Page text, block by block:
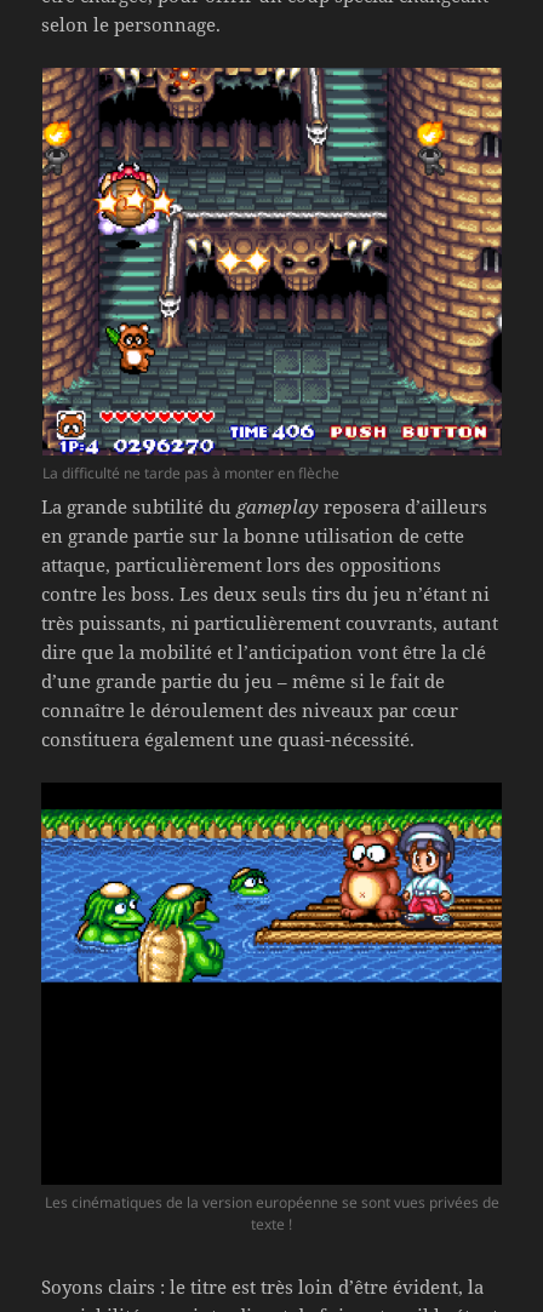
selon le personnage.
La difficulté ne tarde pas à monter en flèche
La grande subtilité du gameplay reposera d’ailleurs
en grande partie sur la bonne utilisation de cette
attaque, particulièrement lors des oppositions
contre les boss. Les deux seuls tirs du jeu n’étant ni
très puissants, ni particulièrement couvrants, autant
dire que la mobilité et l’anticipation vont être la clé
d’une grande partie du jeu – même si le fait de
connaître le déroulement des niveaux par cœur
constituera également une quasi-nécessité.
Les cinématiques de la version européenne se sont vues privées de
texte !
Soyons clairs : le titre est très loin d’être évident, la